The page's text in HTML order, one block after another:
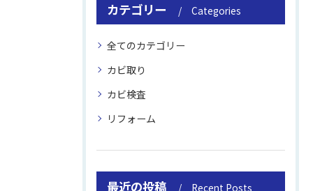
カテゴリー Categories
全てのカテゴリー
カビ取り
カビ検査
リフォーム
最近の投稿 Recent Posts